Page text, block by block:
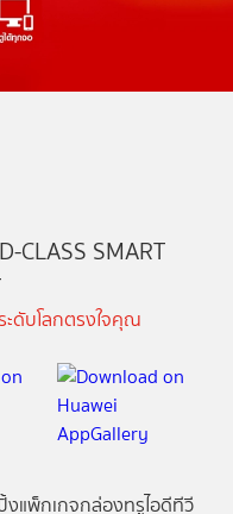
CLASS SMART
ดับโลกตรงใจคุณ
งแพ็กเกจกล่องทรูไอดีทีวี